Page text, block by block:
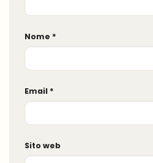
Nome *
Email *
Sito web